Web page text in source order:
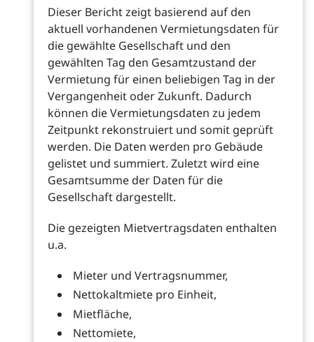
Dieser Bericht zeigt basierend auf den
aktuell vorhandenen Vermietungsdaten für
die gewählte Gesellschaft und den
gewählten Tag den Gesamtzustand der
Vermietung für einen beliebigen Tag in der
Vergangenheit oder Zukunft. Dadurch
können die Vermietungsdaten zu jedem
Zeitpunkt rekonstruiert und somit geprüft
werden. Die Daten werden pro Gebäude
gelistet und summiert. Zuletzt wird eine
Gesamtsumme der Daten für die
Gesellschaft dargestellt.
Die gezeigten Mietvertragsdaten enthalten
u.a.
Mieter und Vertragsnummer,
Nettokaltmiete pro Einheit,
Mietfläche,
Nettomiete,